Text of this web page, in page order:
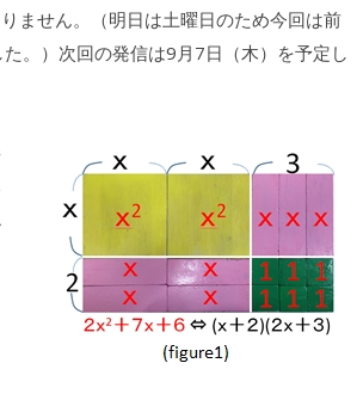
ません。（明日は土曜日のため今回は前
。）次回の発信は9月7日（木）を予定し